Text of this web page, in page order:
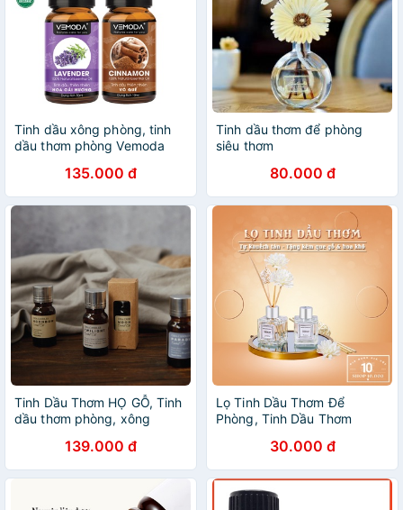
Tinh dầu xông phòng, tinh
dầu thơm phòng Vemoda
oải hương giúp thơm phòng,
tủ quần áo
135.000 đ
Tinh dầu thơm để phòng
siêu thơm
80.000 đ
Tinh Dầu Thơm HỌ GỖ, Tinh
dầu thơm phòng, xông
CHIA CANDLES
139.000 đ
Lọ Tinh Dầu Thơm Để
Phòng, Tinh Dầu Thơm
30.000 đ